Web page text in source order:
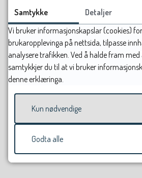
Publisert
29.10.2025 kl. 08.00
Bli ein beredskapsven
Publisert
27.10.2025 kl. 08.43
Viser31-34av34artikler,side4av4
Forrige
1
3
Samtykke Detaljer
Vi bruker informasjonskapslar (cookies)
brukaropplevinga på nettsida, tilpasse
analysere trafikken. Ved å halde fram
samtykkjer du til at vi bruker
denne erklæringa.
Kun nødvendige
Godta alle